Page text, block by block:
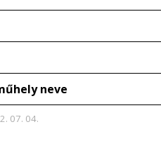
neve
07. 04.